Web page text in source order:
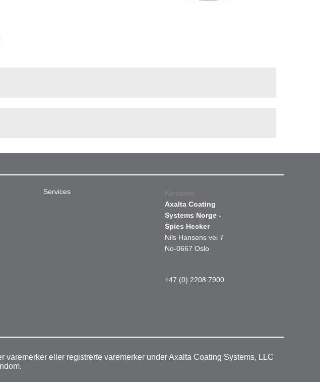
Services
Kontakter
Axalta Coating
Systems Norge -
Spies Hecker
Nils Hansens vei 7
No-0667 Oslo
+47 (0) 2208 7900
eller registrerte varemerker under Axalta Coating Systems, LLC